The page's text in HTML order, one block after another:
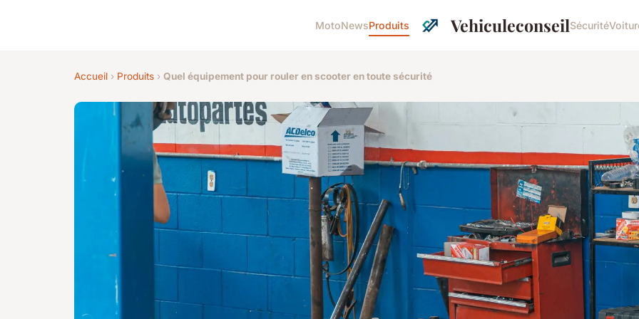
MotoNewsProduits VehiculeconseilSécurité
Accueil › Produits › Quel équipement pour rouler en scooter en toute sécurité